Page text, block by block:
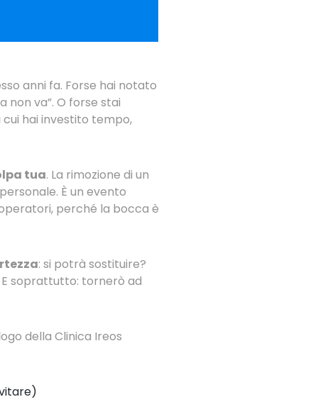
anni fa. Forse hai notato
non va”. O forse stai
hai investito tempo,
tua. La rimozione di un
È un evento
perché la bocca è
: si potrà sostituire?
soprattutto: tornerò ad
della Clinica Ireos